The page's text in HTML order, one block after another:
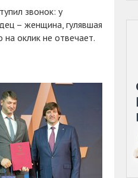
звонок: у
– женщина, гулявшая
оклик не отвечает.